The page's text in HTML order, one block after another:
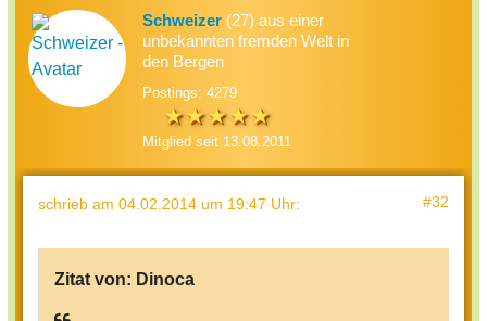
Schweizer (27) aus einer
unbekannten fremden Welt in
den Bergen
Postings: 4279
Mitglied seit 13.08.2011
schrieb am 04.02.2014 um 19:47 Uhr: #32
Zitat von: Dinoca